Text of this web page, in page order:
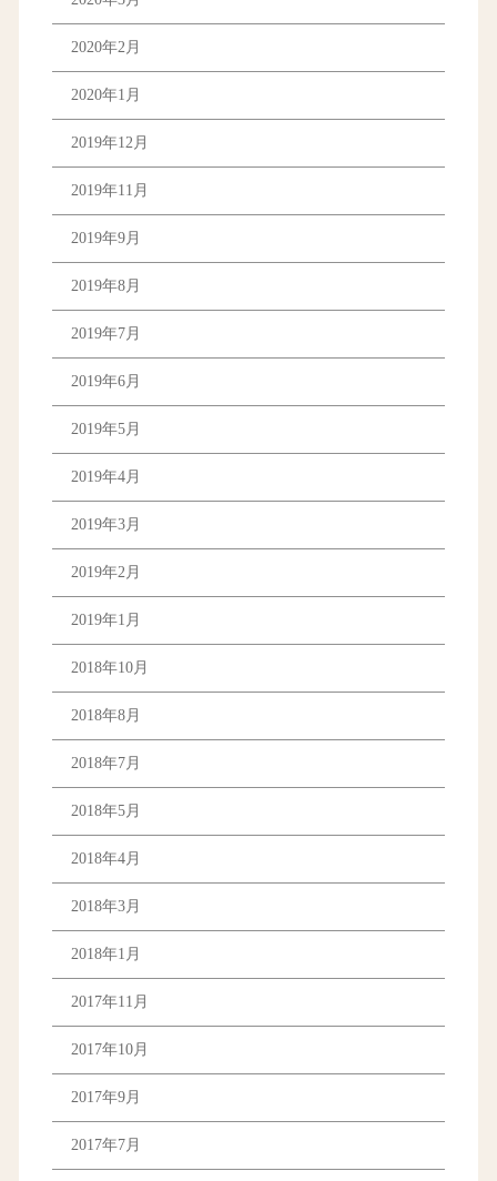
2020年2月
2020年1月
2019年12月
2019年11月
2019年9月
2019年8月
2019年7月
2019年6月
2019年5月
2019年4月
2019年3月
2019年2月
2019年1月
2018年10月
2018年8月
2018年7月
2018年5月
2018年4月
2018年3月
2018年1月
2017年11月
2017年10月
2017年9月
2017年7月